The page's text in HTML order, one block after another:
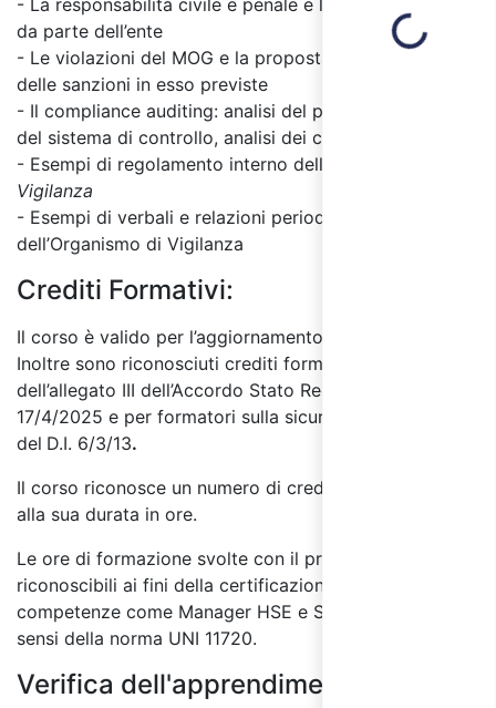
da parte dell’ente
- Le violazioni del MOG e la proposta di applicazione
delle sanzioni in esso previste
- Il compliance auditing: analisi del processo, analisi
del sistema di controllo, analisi dei comportamenti
- Esempi di regolamento interno dell'
Vigilanza
- Esempi di verbali e relazioni periodiche
dell’Organismo di Vigilanza
Crediti Formativi:
Il corso è valido per l’aggiornamento RSPP e ASPP.
Inoltre sono riconosciuti crediti formativi ai sensi
dell’allegato III dell’Accordo Stato Regioni del
17/4/2025 e per formatori sulla sicurezza ai sensi
del D.I. 6/3/13.
Il corso riconosce un numero di crediti formativi pari
alla sua durata in ore.
Le ore di formazione svolte con il presente corso sono
riconoscibili ai fini della certificazione delle
competenze come Manager HSE e Specialista HSE ai
sensi della norma UNI 11720.
Verifica dell'apprendimento:
Loading...